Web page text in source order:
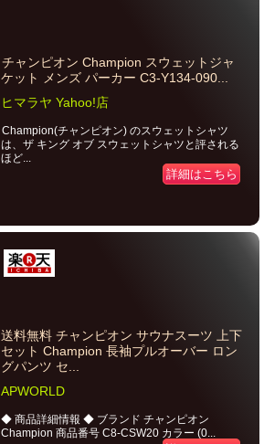
チャンピオン Champion スウェットジャ
ケット メンズ パーカー C3-Y134-090...
ヒマラヤ Yahoo!店
Champion(チャンピオン) のスウェットシャツ
は、ザ キング オブ スウェットシャツと評される
ほど...
詳細はこちら
送料無料 チャンピオン サウナスーツ 上下
セット Champion 長袖プルオーバー ロン
グパンツ セ...
APWORLD
◆ 商品詳細情報 ◆ ブランド チャンピオン
Champion 商品番号 C8-CSW20 カラー (0...